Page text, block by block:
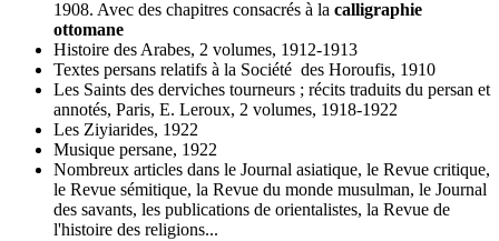
1908. Avec des chapitres consacrés à la calligraphie
ottomane
Histoire des Arabes, 2 volumes, 1912-1913
Textes persans relatifs à la Société des Horoufis, 1910
Les Saints des derviches tourneurs ; récits traduits du persan et
annotés, Paris, E. Leroux, 2 volumes, 1918-1922
Les Ziyiarides, 1922
Musique persane, 1922
Nombreux articles dans le Journal asiatique, le Revue critique,
le Revue sémitique, la Revue du monde musulman, le Journal
des savants, les publications de orientalistes, la Revue de
l'histoire des religions...